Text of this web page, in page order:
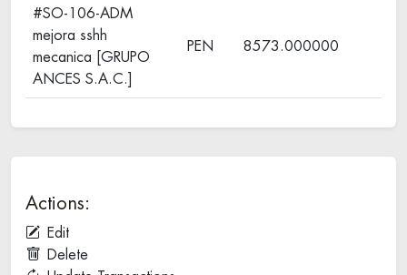
#SO-106-ADM
mejora sshh
mecanica [GRUPO
ANCES S.A.C.]
PEN 8573.000000
Actions:
Edit
Delete